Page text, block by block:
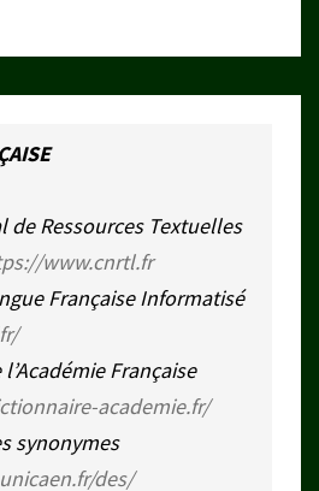
de Ressources Textuelles
www.cnrtl.fr
Française Informatisé
Française
academie.fr/
synonymes
des/